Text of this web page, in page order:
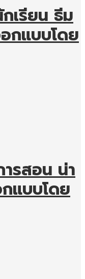
เรียน ธีม
กแบบโดย
รสอน น่า
แบบโดย